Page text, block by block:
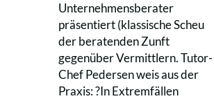
Unternehmensberater
präsentiert (klassische Scheu
der beratenden Zunft
gegenüber Vermittlern. Tutor-
Chef Pedersen weis aus der
Praxis: ?In Extremfällen